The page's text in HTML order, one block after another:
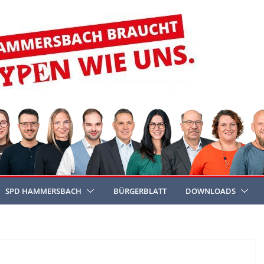
SPD HAMMERSBACH BÜRGERBLATT DOWNLOADS